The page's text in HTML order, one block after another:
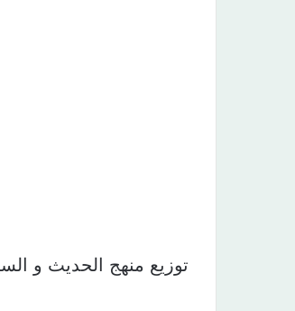
توزيع منهج الحديث و السيرة